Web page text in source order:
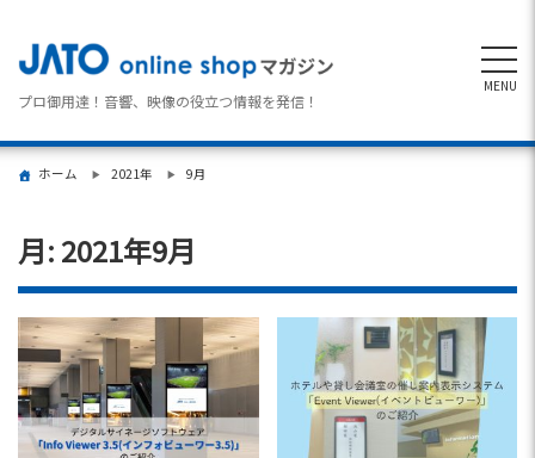
プロ御用達！音響、映像の役立つ情報を発信！
MENU
ホーム 2021年 9月
月: 2021年9月